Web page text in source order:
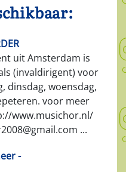
uit Amsterdam is
(invaldirigent) voor
dinsdag, woensdag,
voor meer
www.musichor.nl/
...
-